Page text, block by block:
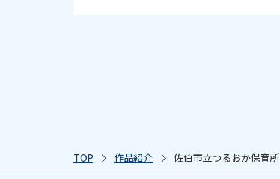
TOP 作品紹介 佐伯市立つるおか保育所